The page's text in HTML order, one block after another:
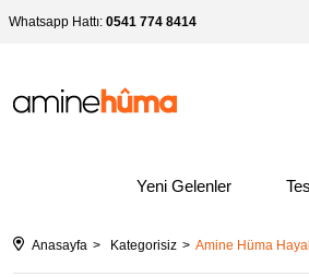
Whatsapp Hattı: 0541 774 8414
Yeni Gelenler
Anasayfa Kategorisiz Amine Hüma